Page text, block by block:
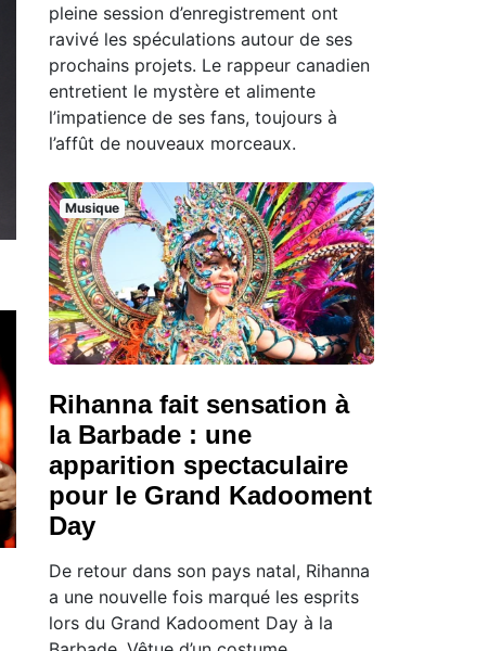
pleine session d’enregistrement ont
ravivé les spéculations autour de ses
prochains projets. Le rappeur canadien
entretient le mystère et alimente
l’impatience de ses fans, toujours à
l’affût de nouveaux morceaux.
Musique
Rihanna fait sensation à
la Barbade : une
apparition spectaculaire
pour le Grand Kadooment
Day
De retour dans son pays natal, Rihanna
a une nouvelle fois marqué les esprits
lors du Grand Kadooment Day à la